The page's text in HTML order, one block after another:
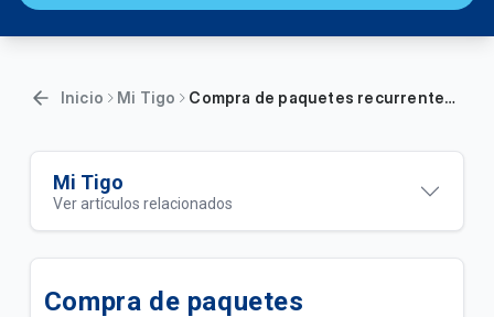
Inicio Mi Tigo Compra de paquetes recurrentes en Mi Tigo App | Móvil
Mi Tigo
Ver artículos relacionados
Ingreso y Registro a las Plataformas Digitales
Compra de paquetes